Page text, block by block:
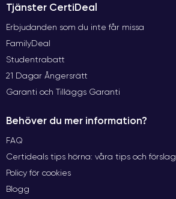
Tjänster CertiDeal
Erbjudanden som du inte får missa
FamilyDeal
Studentrabatt
21 Dagar Ångersrätt
Garanti och Tilläggs Garanti
Behöver du mer information?
FAQ
Certideals tips hörna: våra tips och förslag
Policy för cookies
Blogg